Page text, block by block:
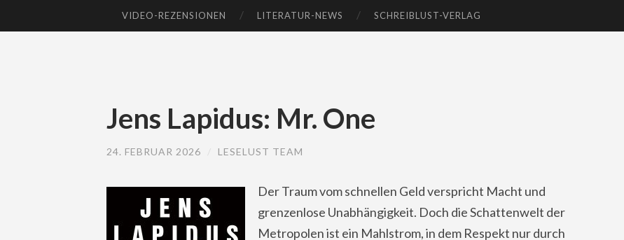
VIDEO-REZENSIONEN LITERATUR-NEWS SCHREIBLUST-VERLAG
Jens Lapidus: Mr. One
24. FEBRUAR 2026 LESELUST TEAM
Der Traum vom schnellen Geld verspricht Macht und
grenzenlose Unabhängigkeit. Doch die Schattenwelt der
Metropolen ist ein Mahlstrom, in dem Respekt nur durch